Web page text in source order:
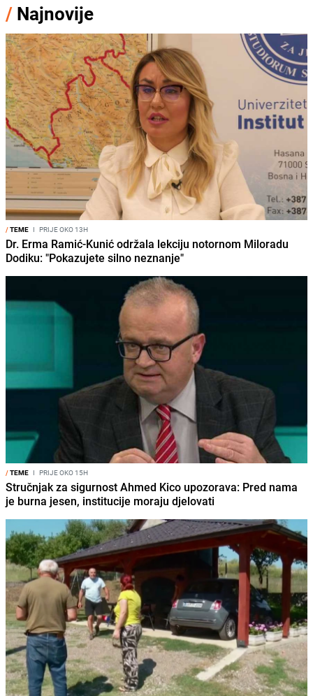
/ Najnovije
/TEME I PRIJE OKO 13H
Dr. Erma Ramić-Kunić održala lekciju notornom Miloradu
Dodiku: "Pokazujete silno neznanje"
/TEME I PRIJE OKO 15H
Stručnjak za sigurnost Ahmed Kico upozorava: Pred nama
je burna jesen, institucije moraju djelovati